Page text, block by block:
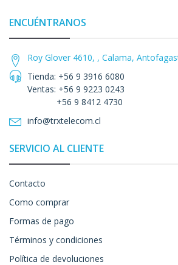
ENCUÉNTRANOS
Roy Glover 4610, , Calama,
Tienda: +56 9 3916 6080
Ventas: +56 9 9223 0243
+56 9 8412 4730
info@trxtelecom.cl
SERVICIO AL CLIENTE
Contacto
Como comprar
Formas de pago
Términos y condiciones
Política de devoluciones